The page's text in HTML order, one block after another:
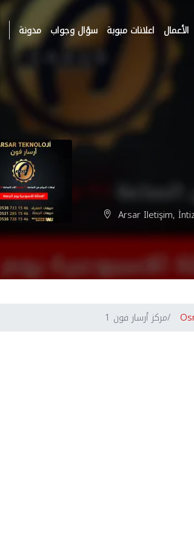
الأعمال اعلانات مبوبة سؤال وجواب مدونة
Arsar Iletişim,
مركز أرسار فون 1